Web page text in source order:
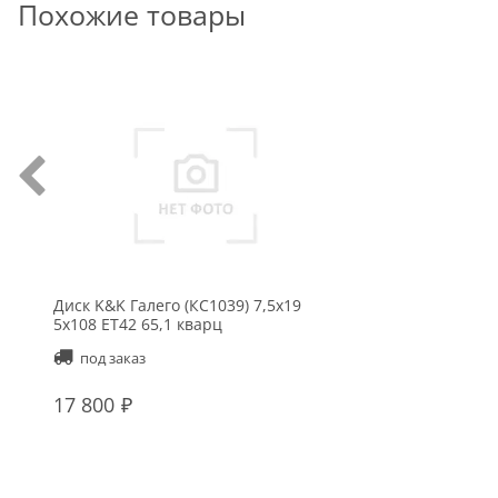
Похожие товары
Диск K&K Галего (КС1039) 7,5x19
5x108 ET42 65,1 кварц
под заказ
17 800